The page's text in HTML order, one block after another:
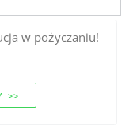
w pożyczaniu!
>>